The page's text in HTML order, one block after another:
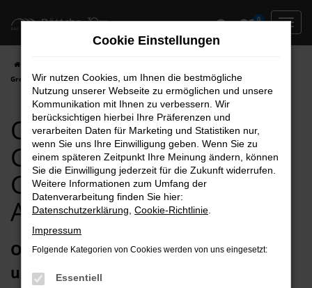
Zum
springen
0
Greifswald Gebrauchtwagen Top Angebote
Opel Insignia für
Greifswald
Gebrauchtwagen Top
Angebote
Opel Insignia Gebrauchtwagen – sicher
und sorglos unterwegs in Greifswald
Cookie Einstellungen
Wir nutzen Cookies, um Ihnen die bestmögliche
Nutzung unserer Webseite zu ermöglichen und unsere
Kommunikation mit Ihnen zu verbessern. Wir
berücksichtigen hierbei Ihre Präferenzen und
verarbeiten Daten für Marketing und Statistiken nur,
wenn Sie uns Ihre Einwilligung geben. Wenn Sie zu
einem späteren Zeitpunkt Ihre Meinung ändern, können
Sie die Einwilligung jederzeit für die Zukunft widerrufen.
Weitere Informationen zum Umfang der
Datenverarbeitung finden Sie hier:
Datenschutzerklärung Cookie-Richtlinie
Impressum
Folgende Kategorien von Cookies werden von uns eingesetzt:
Essentiell